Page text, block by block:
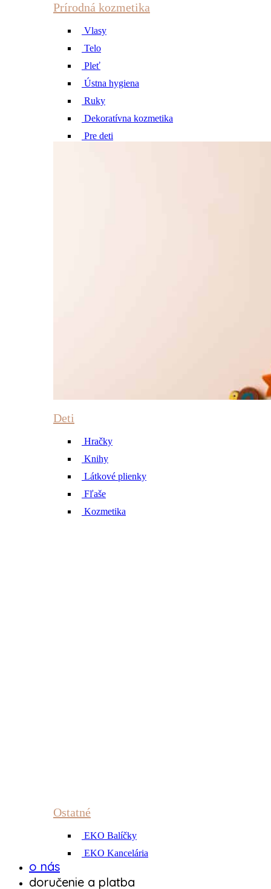
Prírodná kozmetika
Vlasy
Telo
Pleť
Ústna hygiena
Ruky
Dekoratívna kozmetika
Pre deti
Deti
Hračky
Knihy
Látkové plienky
Fľaše
Kozmetika
Ostatné
EKO Balíčky
EKO Kancelária
o nás
doručenie a platba